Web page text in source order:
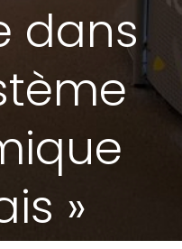
dans
»